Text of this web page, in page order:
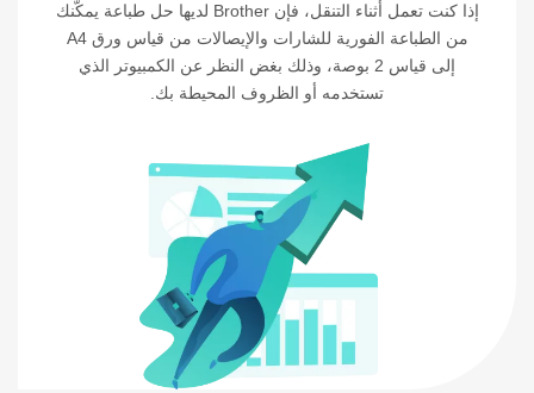
إذا كنت تعمل أثناء التنقل، فإن Brother لديها حل طباعة يمكّنك
من الطباعة الفورية للشارات والإيصالات من قياس ورق A4
إلى قياس 2 بوصة، وذلك بغض النظر عن الكمبيوتر الذي
تستخدمه أو الظروف المحيطة بك.